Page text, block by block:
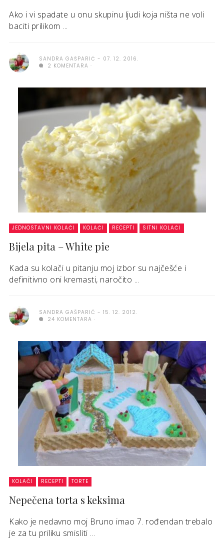
Ako i vi spadate u onu skupinu ljudi koja ništa ne voli
baciti prilikom ...
SANDRA GAŠPARIĆ
07. 12. 2016.
2 KOMENTARA
JEDNOSTAVNI KOLAČI KOLAČI RECEPTI SITNI KOLAČI
Bijela pita – White pie
Kada su kolači u pitanju moj izbor su najčešće i
definitivno oni kremasti, naročito ...
SANDRA GAŠPARIĆ
15. 12. 2012.
24 KOMENTARA
KOLAČI RECEPTI TORTE
Nepečena torta s keksima
Kako je nedavno moj Bruno imao 7. rođendan trebalo
je za tu priliku smisliti ...